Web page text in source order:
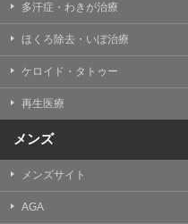
多汗症・わきが治療
ほくろ除去・いぼ治療
ケロイド・タトゥー
再生医療
メンズ
メンズサイト
AGA